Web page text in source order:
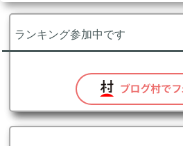
ランキング参加中です